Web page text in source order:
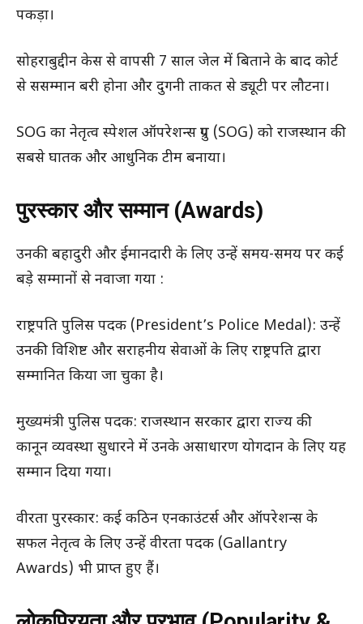
पकड़ा।
सोहराबुद्दीन केस से वापसी 7 साल जेल में बिताने के बाद कोर्ट
से ससम्मान बरी होना और दुगनी ताकत से ड्यूटी पर लौटना।
SOG का नेतृत्व स्पेशल ऑपरेशन्स ग्रुप (SOG) को राजस्थान की
सबसे घातक और आधुनिक टीम बनाया।
पुरस्कार और सम्मान (Awards)
उनकी बहादुरी और ईमानदारी के लिए उन्हें समय-समय पर कई
बड़े सम्मानों से नवाजा गया :
राष्ट्रपति पुलिस पदक (President’s Police Medal): उन्हें
उनकी विशिष्ट और सराहनीय सेवाओं के लिए राष्ट्रपति द्वारा
सम्मानित किया जा चुका है।
मुख्यमंत्री पुलिस पदक: राजस्थान सरकार द्वारा राज्य की
कानून व्यवस्था सुधारने में उनके असाधारण योगदान के लिए यह
सम्मान दिया गया।
वीरता पुरस्कार: कई कठिन एनकाउंटर्स और ऑपरेशन्स के
सफल नेतृत्व के लिए उन्हें वीरता पदक (Gallantry
Awards) भी प्राप्त हुए हैं।